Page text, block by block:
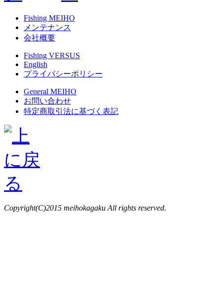
Fishing MEIHO
メンテナンス
会社概要
Fishing VERSUS
English
プライバシーポリシー
General MEIHO
お問い合わせ
特定商取引法に基づく表記
Copyright(C)2015 meihokagaku All rights reserved.